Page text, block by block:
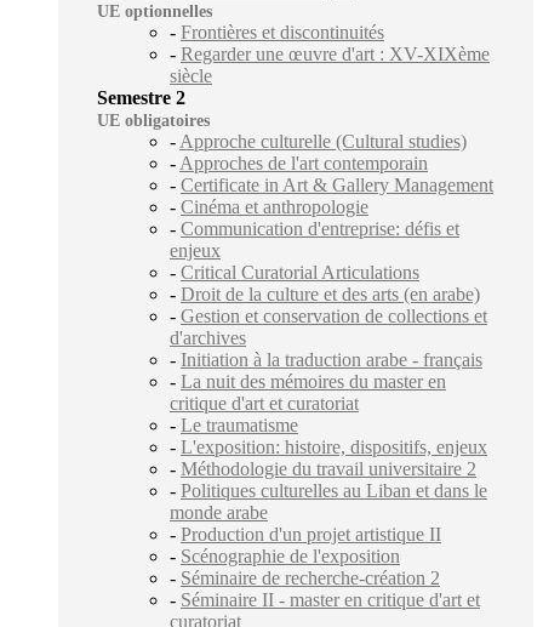
UE optionnelles
- Frontières et discontinuités
- Regarder une œuvre d'art : XV-XIXème
siècle
Semestre 2
UE obligatoires
- Approche culturelle (Cultural studies)
- Approches de l'art contemporain
- Certificate in Art & Gallery Management
- Cinéma et anthropologie
- Communication d'entreprise: défis et
enjeux
- Critical Curatorial Articulations
- Droit de la culture et des arts (en arabe)
- Gestion et conservation de collections et
d'archives
- Initiation à la traduction arabe - français
- La nuit des mémoires du master en
critique d'art et curatoriat
- Le traumatisme
- L'exposition: histoire, dispositifs, enjeux
- Méthodologie du travail universitaire 2
- Politiques culturelles au Liban et dans le
monde arabe
- Production d'un projet artistique II
- Scénographie de l'exposition
- Séminaire de recherche-création 2
- Séminaire II - master en critique d'art et
curatoriat